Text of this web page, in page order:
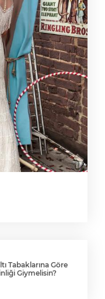
Tabaklarına Göre
Giymelisin?